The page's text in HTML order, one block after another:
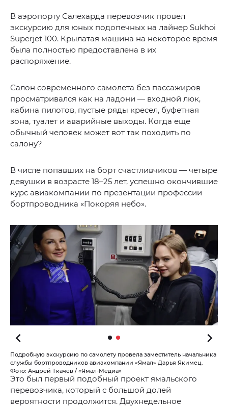
В аэропорту Салехарда перевозчик провел
экскурсию для юных подопечных на лайнер Sukhoi
Superjet 100. Крылатая машина на некоторое время
была полностью предоставлена в их
распоряжение.
Салон современного самолета без пассажиров
просматривался как на ладони — входной люк,
кабина пилотов, пустые ряды кресел, буфетная
зона, туалет и аварийные выходы. Когда еще
обычный человек может вот так походить по
салону?
В числе попавших на борт счастливчиков — четыре
девушки в возрасте 18–25 лет, успешно окончившие
курс авиакомпании по презентации профессии
бортпроводника «Покоряя небо».
Подробную экскурсию по самолету провела заместитель начальника
службы бортпроводников авиакомпании «Ямал» Дарья Якимец.
Фото: Андрей Ткачёв / «Ямал-Медиа»
Это был первый подобный проект ямальского
перевозчика, который с большой долей
вероятности продолжится. Двухнедельное